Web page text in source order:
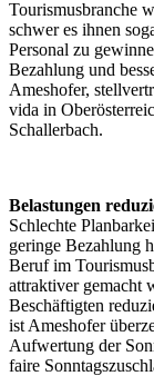
Tourismusbranche
schwer es ihnen
Personal zu
Bezahlung und
Ameshofer,
vida in
Schallerbach.
Belastungen
Schlechte
geringe Bezahlung
Beruf im
attraktiver gemacht
Beschäftigten
ist Ameshofer
Aufwertung der
faire